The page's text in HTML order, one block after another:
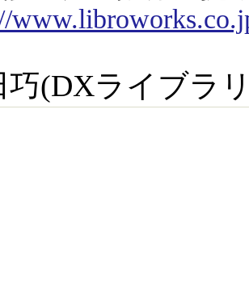
巧(DXライブラ